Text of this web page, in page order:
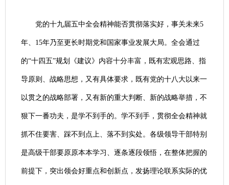
党的十九届五中全会精神能否贯彻落实好，事关未来5
年、15年乃至更长时期党和国家事业发展大局。全会通过
的“十四五”规划《建议》内容十分丰富，既有宏观思路、指
导原则、战略思想，又有具体要求，既有党的十八大以来一
以贯之的战略部署，又有新的重大判断、新的战略举措，不
狠下一番功夫，是学不到手的。学不到手，贯彻全会精神就
抓不住要害、踩不到点上、落不到实处。各级领导干部特别
是高级干部要原原本本学习、逐条逐段领悟，在整体把握的
前提下，突出领会好重点和创新点，发扬理论联系实际的优